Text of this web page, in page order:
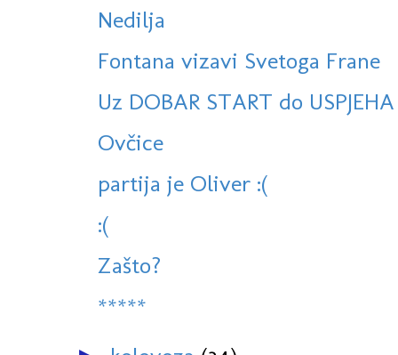
Nedilja
Fontana vizavi Svetoga Frane
Uz DOBAR START do USPJEHA
Ovčice
partija je Oliver :(
:(
Zašto?
*****